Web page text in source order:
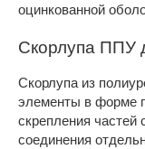
оцинкованной
Скорлупа ППУ
Скорлупа из
элементы в форме
скрепления
соединения